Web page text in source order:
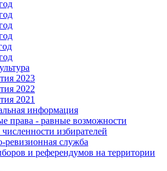
2023
2022
2021
информация
права - равные возможности
избирателей
ревизионная служба
и референдумов на территории